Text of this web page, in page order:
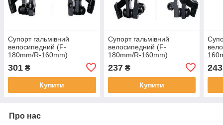
Супорт гальмівний
велосипедний (F-
180mm/R-160mm)
(mod:BL-BB8) DS, MC-R-
3546
301 ₴
Купити
Супорт гальмівний
велосипедний (F-
180mm/R-160mm)
(mod:BL-BB2) DS, MC-R-
3461
237₴
Купити
243
Про нас